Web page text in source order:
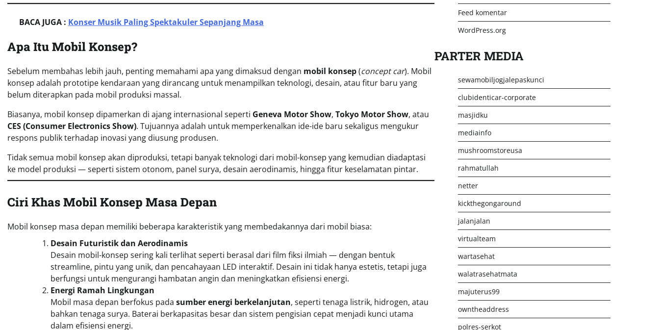
BACA JUGA : Konser Musik Paling Spektakuler Sepanjang Masa
Apa Itu Mobil Konsep?
Sebelum membahas lebih jauh, penting memahami apa yang dimaksud dengan mobil konsep(concept car). Mobil
konsep adalah prototipe kendaraan yang dirancang untuk menampilkan teknologi, desain, atau fitur baru yang
belum diterapkan pada mobil produksi massal.
Biasanya, mobil konsep dipamerkan di ajang internasional seperti Geneva Motor Show, Tokyo Motor Show, atau
CES (Consumer Electronics Show). Tujuannya adalah untuk memperkenalkan ide-ide baru sekaligus mengukur
respons publik terhadap inovasi yang diusung produsen.
Tidak semua mobil konsep akan diproduksi, tetapi banyak teknologi dari mobil-konsep yang kemudian diadaptasi
ke model produksi — seperti sistem otonom, panel surya, desain aerodinamis, hingga fitur keselamatan pintar.
Ciri Khas Mobil Konsep Masa Depan
Mobil konsep masa depan memiliki beberapa karakteristik yang membedakannya dari mobil biasa:
Desain Futuristik dan Aerodinamis
Desain mobil-konsep sering kali terlihat seperti berasal dari film fiksi ilmiah — dengan bentuk
streamline, pintu yang unik, dan pencahayaan LED interaktif. Desain ini tidak hanya estetis, tetapi juga
berfungsi untuk mengurangi hambatan angin dan meningkatkan efisiensi energi.
Energi Ramah Lingkungan
Mobil masa depan berfokus pada sumber energi berkelanjutan, seperti tenaga listrik, hidrogen, atau
bahkan tenaga surya. Baterai berkapasitas besar dan sistem pengisian cepat menjadi kunci utama
dalam efisiensi energi.
Feed komentar
WordPress.org
PARTER MEDIA
sewamobiljogjalepaskunci
clubidenticar-corporate
masjidku
mediainfo
mushroomstoreusa
rahmatullah
netter
kickthegongaround
jalanjalan
virtualteam
wartasehat
walatrasehatmata
majuterus99
owntheaddress
polres-serkot